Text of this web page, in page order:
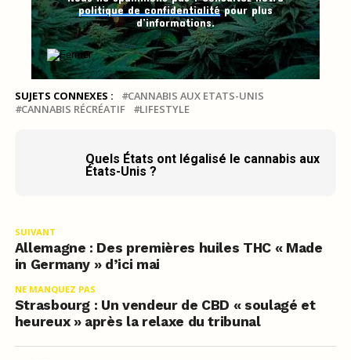
politique de confidentialitépour plus
d’informations.
SUJETS CONNEXES :
CANNABIS AUX ETATS-UNIS
CANNABIS RÉCRÉATIF
LIFESTYLE
Quels États ont légalisé le cannabis aux
États-Unis ?
SUIVANT
Allemagne : Des premières huiles THC « Made
in Germany » d’ici mai
NE MANQUEZ PAS
Strasbourg : Un vendeur de CBD « soulagé et
heureux » après la relaxe du tribunal